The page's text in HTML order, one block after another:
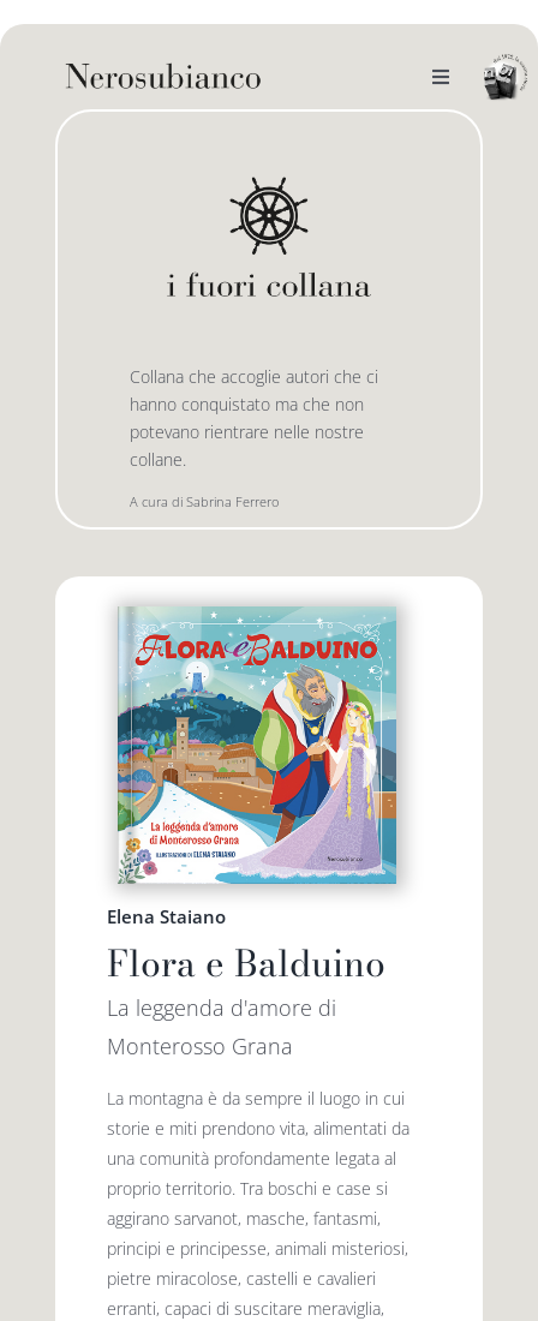
to
Toggle
Navigation
noi
le bandiere le drizze
le bandiere le bandiere in verticale
le golette
i fuori collana
contatti
Premio letterario Giallovalle
il tuo carrello
Collana che accoglie autori che ci
hanno conquistato ma che non
potevano rientrare nelle nostre
collane.
A cura di Sabrina Ferrero
Elena Staiano
Flora e Balduino
La leggenda d'amore di
Monterosso Grana
La montagna è da sempre il luogo in cui
storie e miti prendono vita, alimentati da
una comunità profondamente legata al
proprio territorio. Tra boschi e case si
aggirano sarvanot, masche, fantasmi,
principi e principesse, animali misteriosi,
pietre miracolose, castelli e cavalieri
erranti, capaci di suscitare meraviglia,